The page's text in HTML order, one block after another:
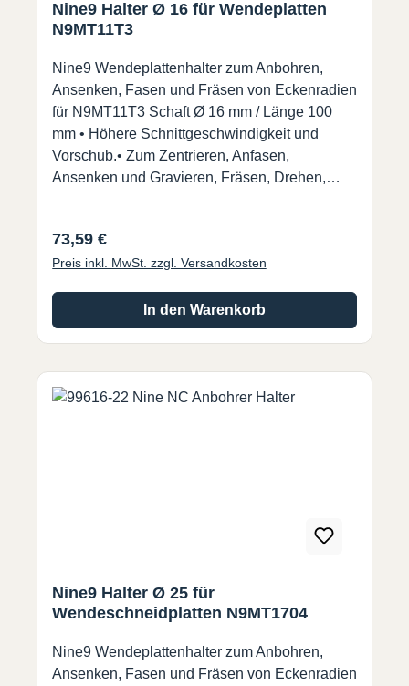
Nine9 Halter Ø 16 für Wendeplatten
N9MT11T3
Nine9 Wendeplattenhalter zum Anbohren,
Ansenken, Fasen und Fräsen von Eckenradien
für N9MT11T3 Schaft Ø 16 mm / Länge 100
mm • Höhere Schnittgeschwindigkeit und
Vorschub.• Zum Zentrieren, Anfasen,
Ansenken und Gravieren, Fräsen, Drehen,
Verschiedene (auch Eckenradius) WSP
(N9MT11T3) passen auf den gleichen Halter.
Regulärer Preis:
73,59 €
Preis inkl. MwSt. zzgl. Versandkosten
In den Warenkorb
Nine9 Halter Ø 25 für
Wendeschneidplatten N9MT1704
Nine9 Wendeplattenhalter zum Anbohren,
Ansenken, Fasen und Fräsen von Eckenradien